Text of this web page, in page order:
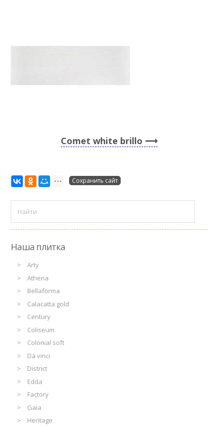
Comet white brillo
Сохранить сайт
Наша плитка
Arty
Athena
Bellaforma
Calacatta gold
Century
Coliseum
Colonial soft
Da vinci
District
Edda
Factory
Gaia
Heritage